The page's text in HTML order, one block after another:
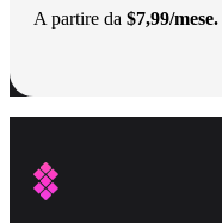
A partire da $7,99/mese.